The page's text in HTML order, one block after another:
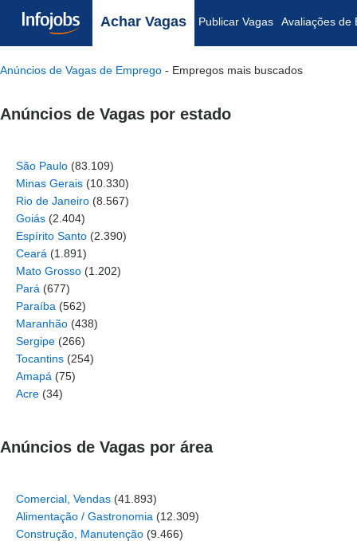
Achar Vagas Publicar Vagas Avaliações de
Anúncios de Vagas de Emprego - Empregos mais buscados
Anúncios de Vagas por estado
São Paulo (83.109)
Minas Gerais (10.330)
Rio de Janeiro (8.567)
Goiás (2.404)
Espírito Santo (2.390)
Ceará (1.891)
Mato Grosso (1.202)
Pará (677)
Paraíba (562)
Maranhão (438)
Sergipe (266)
Tocantins (254)
Amapá (75)
Acre (34)
Anúncios de Vagas por área
Comercial, Vendas (41.893)
Alimentação / Gastronomia (12.309)
Construção, Manutenção (9.466)